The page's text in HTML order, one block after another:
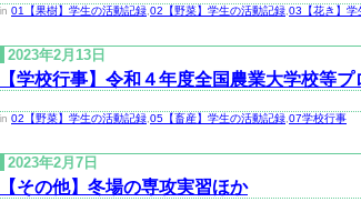
in 01【果樹】学生の活動記録 02【野菜】学生の活動記録 03【花き】学
2023年2月13日
【学校行事】令和４年度全国農業大学校等
in 02【野菜】学生の活動記録 05【畜産】学生の活動記録 07学校行事
2023年2月7日
【その他】冬場の専攻実習ほか